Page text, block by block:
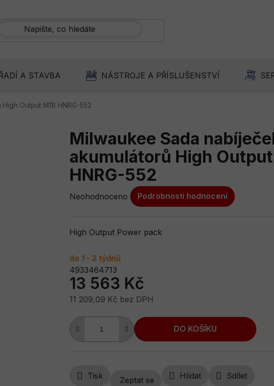
A STAVBA NÁSTROJE A PŘÍSLUŠENSTVÍ
Output M18 HNRG-552
Milwaukee Sada
akumulátorů High
HNRG-552
Průměrné
je
z
5
hvězdiček.
Neohodnoceno Podrobnosti hodnocení
High Output Power pack
do 1 - 2 týdnů
4933464713
13 563 Kč
11 209,09 Kč bez DPH
Měrná cena:
DO KOŠÍKU
Tisk Zeptat se Hlídat Sdílet